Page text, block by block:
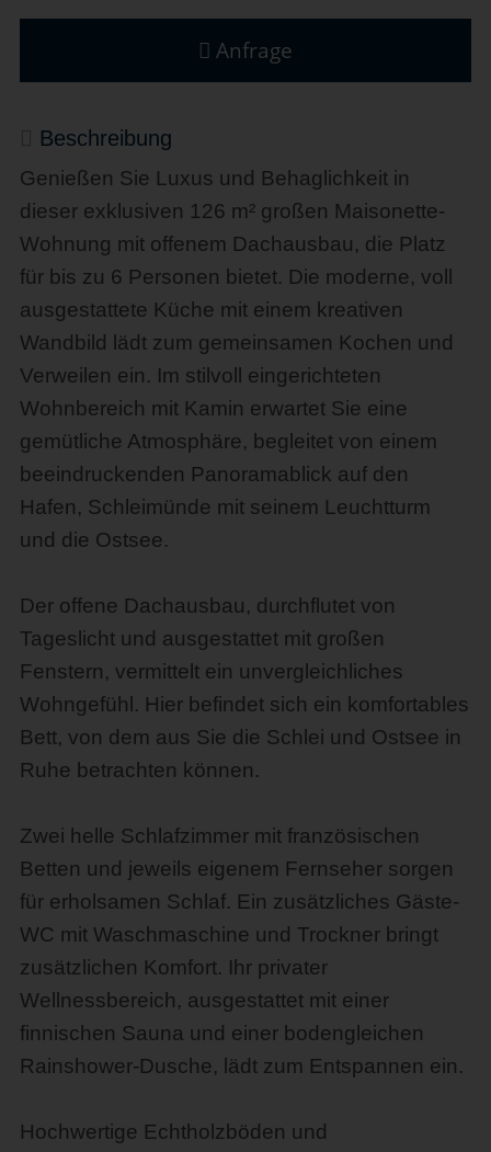
Anfrage
Beschreibung
Genießen Sie Luxus und Behaglichkeit in
dieser exklusiven 126 m² großen Maisonette-
Wohnung mit offenem Dachausbau, die Platz
für bis zu 6 Personen bietet. Die moderne, voll
ausgestattete Küche mit einem kreativen
Wandbild lädt zum gemeinsamen Kochen und
Verweilen ein. Im stilvoll eingerichteten
Wohnbereich mit Kamin erwartet Sie eine
gemütliche Atmosphäre, begleitet von einem
beeindruckenden Panoramablick auf den
Hafen, Schleimünde mit seinem Leuchtturm
und die Ostsee.
Der offene Dachausbau, durchflutet von
Tageslicht und ausgestattet mit großen
Fenstern, vermittelt ein unvergleichliches
Wohngefühl. Hier befindet sich ein komfortables
Bett, von dem aus Sie die Schlei und Ostsee in
Ruhe betrachten können.
Zwei helle Schlafzimmer mit französischen
Betten und jeweils eigenem Fernseher sorgen
für erholsamen Schlaf. Ein zusätzliches Gäste-
WC mit Waschmaschine und Trockner bringt
zusätzlichen Komfort. Ihr privater
Wellnessbereich, ausgestattet mit einer
finnischen Sauna und einer bodengleichen
Rainshower-Dusche, lädt zum Entspannen ein.
Hochwertige Echtholzböden und